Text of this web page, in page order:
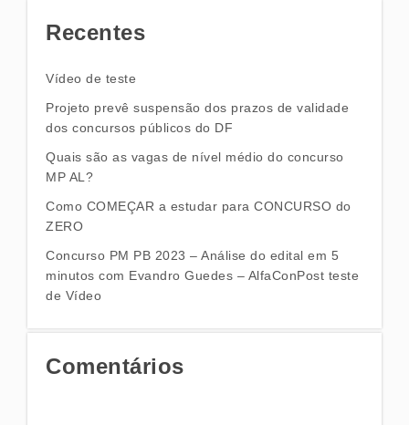
Recentes
Vídeo de teste
Projeto prevê suspensão dos prazos de validade
dos concursos públicos do DF
Quais são as vagas de nível médio do concurso
MP AL?
Como COMEÇAR a estudar para CONCURSO do
ZERO
Concurso PM PB 2023 – Análise do edital em 5
minutos com Evandro Guedes – AlfaConPost teste
de Vídeo
Comentários